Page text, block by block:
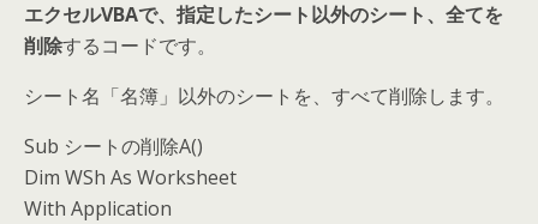
エクセルVBAで、指定したシート以外のシート、全てを
削除するコードです。
シート名「名簿」以外のシートを、すべて削除します。
Sub シートの削除A()
Dim WSh As Worksheet
With Application